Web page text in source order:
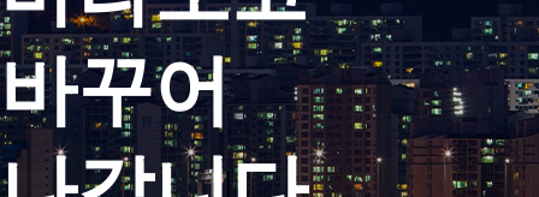
바꾸어
바꾸어
바꾸어